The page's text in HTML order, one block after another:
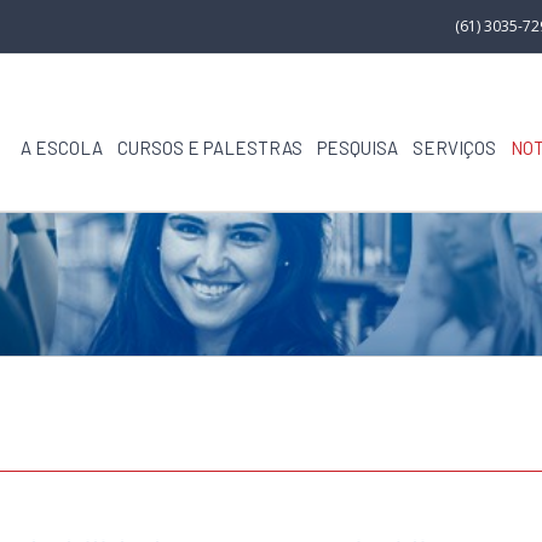
(61) 3035-
A ESCOLA CURSOS E PALESTRAS PESQUISA SERVIÇOS